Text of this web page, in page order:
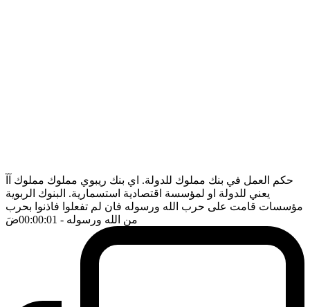
حكم العمل في بنك مملوك للدولة. اي بنك ريبوي مملوك مملوك آآ
يعني للدولة او لمؤسسة اقتصادية استسمارية. البنوك الربوية
مؤسسات قامت على حرب الله ورسوله فان لم تفعلوا فاذنوا بحرب
من الله ورسوله - 00:00:01 ضَ